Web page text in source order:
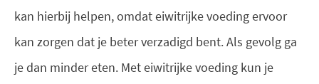
kan hierbij helpen, omdat eiwitrijke voeding ervoor
kan zorgen dat je beter verzadigd bent. Als gevolg ga
je dan minder eten. Met eiwitrijke voeding kun je